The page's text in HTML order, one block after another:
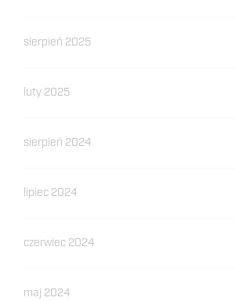
sierpień 2025
luty 2025
sierpień 2024
lipiec 2024
czerwiec 2024
maj 2024